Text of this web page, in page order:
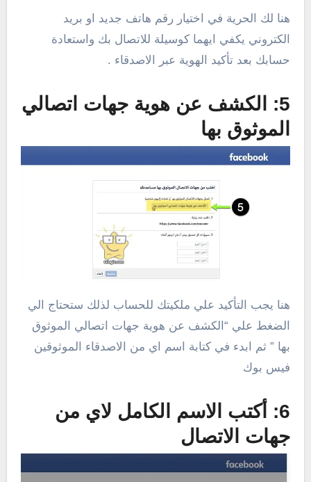
هنا لك الحرية في اختيار رقم هاتف جديد او بريد
الكتروني يكفي ايهما كوسيلة للاتصال بك واستعادة
حسابك بعد تأكيد الهوية عبر الاصدقاء .
5: الكشف عن هوية جهات اتصالي
الموثوق بها
هنا يجب التأكيد علي ملكيتك للحساب لذلك ستحتاج الي
الضغط علي “الكشف عن هوية جهات اتصالي الموثوق
بها ” ثم ابدء في كتابة اسم اي من الاصدقاء الموثوقين
فيس بوك
6: أكتب الاسم الكامل لاي من
جهات الاتصال